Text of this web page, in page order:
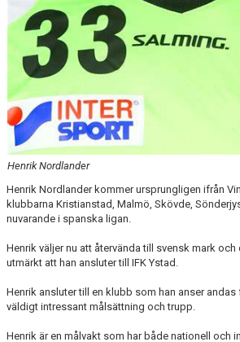
Henrik Nordlander
Henrik Nordlander kommer ursprungligen ifrån
klubbarna Kristianstad, Malmö, Skövde,
nuvarande i spanska ligan.
Henrik väljer nu att återvända till svensk mark
utmärkt att han ansluter till IFK Ystad.
Henrik ansluter till en klubb som han anser
väldigt intressant målsättning och trupp.
Henrik är en målvakt som har både nationell och